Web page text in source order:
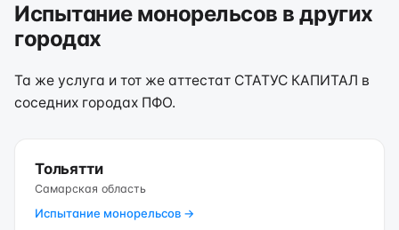
Испытание монорельсов в других
городах
Та же услуга и тот же аттестат СТАТУС КАПИТАЛ в
соседних городах ПФО.
Тольятти
Самарская область
Испытание монорельсов →